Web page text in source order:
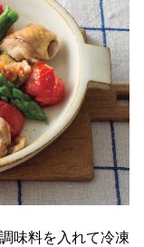
味料を入れて冷凍